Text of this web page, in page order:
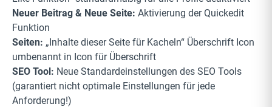
Neuer Beitrag & Neue Seite: Aktivierung der Quickedit
Funktion
Seiten: „Inhalte dieser Seite für Kacheln“ Überschrift Icon
umbenannt in Icon für Überschrift
SEO Tool: Neue Standardeinstellungen des SEO Tools
(garantiert nicht optimale Einstellungen für jede
Anforderung!)